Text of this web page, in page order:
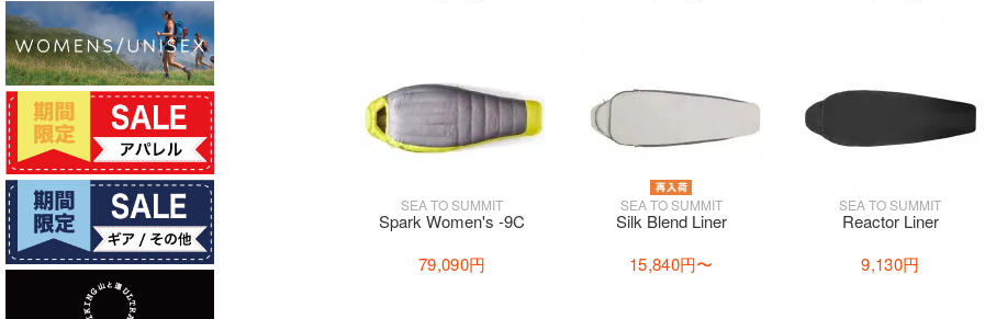
SEA TO SUMMIT
Spark Women's -9C
79,090円
SEA TO SUMMIT
Silk Blend Liner
15,840円〜
SEA TO SUMMIT
Reactor Liner
9,130円